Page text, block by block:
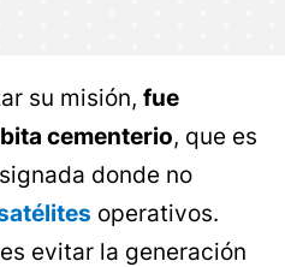
su misión, fue
cementerio, que es
donde no
operativos.
evitar la generación